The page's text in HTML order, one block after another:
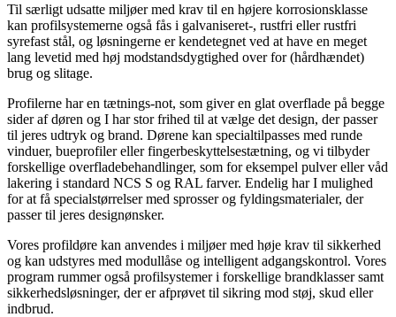
Til særligt udsatte miljøer med krav til en højere korrosionsklasse
kan profilsystemerne også fås i galvaniseret-, rustfri eller rustfri
syrefast stål, og løsningerne er kendetegnet ved at have en meget
lang levetid med høj modstandsdygtighed over for (hårdhændet)
brug og slitage.
Profilerne har en tætnings-not, som giver en glat overflade på begge
sider af døren og I har stor frihed til at vælge det design, der passer
til jeres udtryk og brand. Dørene kan specialtilpasses med runde
vinduer, bueprofiler eller fingerbeskyttelsestætning, og vi tilbyder
forskellige overfladebehandlinger, som for eksempel pulver­ eller våd
lakering i standard NCS S­ og RAL farver. Endelig har I mulighed
for at få specialstørrelser med sprosser og fyldingsmaterialer, der
passer til jeres designønsker.
Vores profildøre kan anvendes i miljøer med høje krav til sikkerhed
og kan udstyres med modullåse og intelligent adgangskontrol. Vores
program rummer også profilsystemer i forskellige brandklasser samt
sikkerhedsløsninger, der er afprøvet til sikring mod støj, skud eller
indbrud.